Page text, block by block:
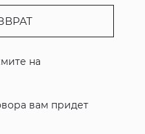
на
вам придет